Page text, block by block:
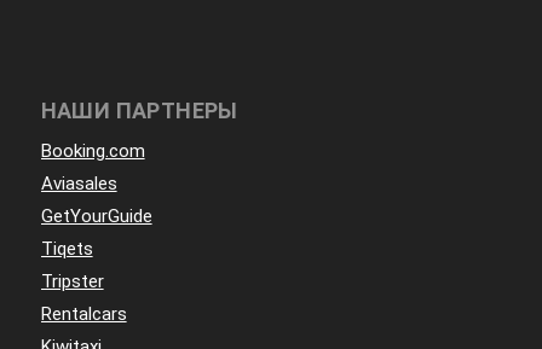
НАШИ ПАРТНЕРЫ
Booking.com
Aviasales
GetYourGuide
Tiqets
Tripster
Rentalcars